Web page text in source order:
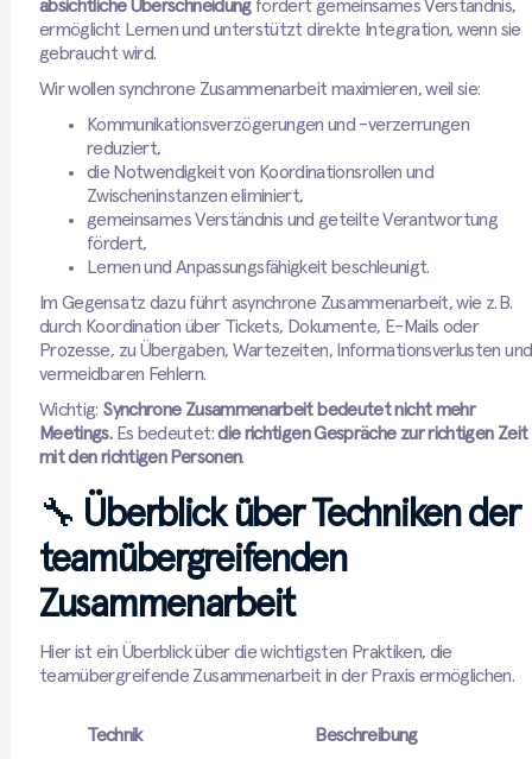
absichtliche Überschneidungfördert gemeinsames Verständnis,
ermöglicht Lernen und unterstützt direkte Integration, wenn sie
gebraucht wird.
Wir wollen synchrone Zusammenarbeit maximieren, weil sie:
Kommunikationsverzögerungen und -verzerrungen
reduziert,
die Notwendigkeit von Koordinationsrollen und
Zwischeninstanzen eliminiert,
gemeinsames Verständnis und geteilte Verantwortung
fördert,
Lernen und Anpassungsfähigkeit beschleunigt.
Im Gegensatz dazu führt asynchrone Zusammenarbeit, wie z. B.
durch Koordination über Tickets, Dokumente, E-Mails oder
Prozesse, zu Übergaben, Wartezeiten, Informationsverlusten und
vermeidbaren Fehlern.
Wichtig: Synchrone Zusammenarbeit bedeutet nicht mehr
Meetings.Es bedeutet:die richtigen Gespräche zur richtigen Zeit
mit den richtigen Personen.
🔧 Überblick über Techniken der
teamübergreifenden
Zusammenarbeit
Hier ist ein Überblick über die wichtigsten Praktiken, die
teamübergreifende Zusammenarbeit in der Praxis ermöglichen.
Technik Beschreibung